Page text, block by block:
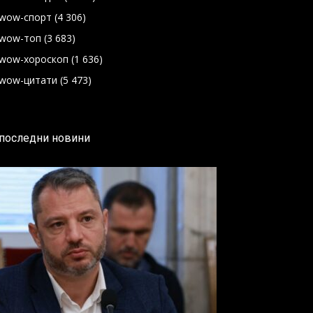
спорт (4 306)
топ (3 683)
хороскоп (1 636)
цитати (5 473)
новини